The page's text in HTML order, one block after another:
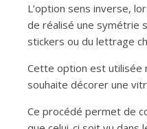
L’option sens inverse,
de réalisé une symétrie
stickers ou du lettrage
Cette option est utilisée
souhaite décorer une
Ce procédé permet de